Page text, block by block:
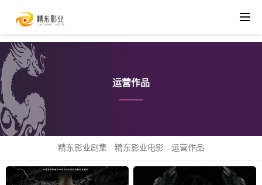
运营作品
精东影业剧集 精东影业电影 运营作品